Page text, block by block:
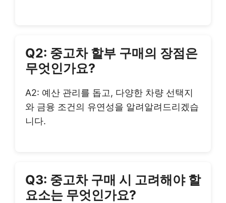
Q2: 중고차 할부 구매의 장점은
무엇인가요?
A2: 예산 관리를 돕고, 다양한 차량 선택지
와 금융 조건의 유연성을 알려알려드리겠습
니다.
Q3: 중고차 구매 시 고려해야 할
요소는 무엇인가요?